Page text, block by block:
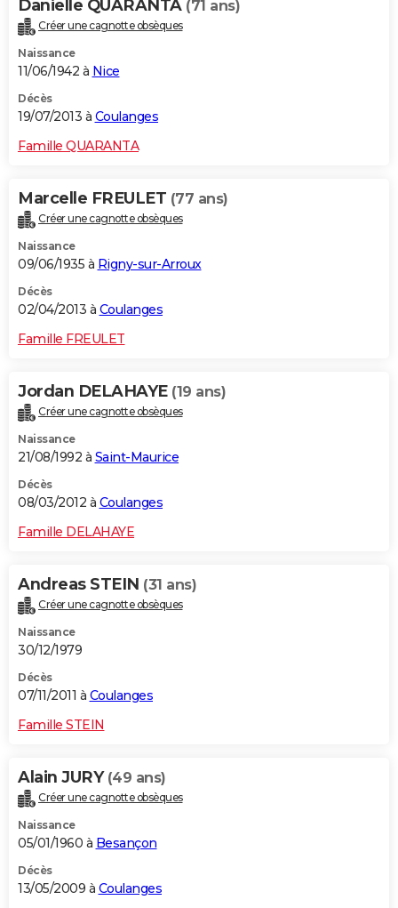
Danielle QUARANTA (71 ans)
Créer une cagnotte obsèques
Naissance
11/06/1942 à Nice
Décès
19/07/2013 à Coulanges
Famille QUARANTA
Marcelle FREULET (77 ans)
Créer une cagnotte obsèques
Naissance
09/06/1935 à Rigny-sur-Arroux
Décès
02/04/2013 à Coulanges
Famille FREULET
Jordan DELAHAYE (19 ans)
Créer une cagnotte obsèques
Naissance
21/08/1992 à Saint-Maurice
Décès
08/03/2012 à Coulanges
Famille DELAHAYE
Andreas STEIN (31 ans)
Créer une cagnotte obsèques
Naissance
30/12/1979
Décès
07/11/2011 à Coulanges
Famille STEIN
Alain JURY (49 ans)
Créer une cagnotte obsèques
Naissance
05/01/1960 à Besançon
Décès
13/05/2009 à Coulanges